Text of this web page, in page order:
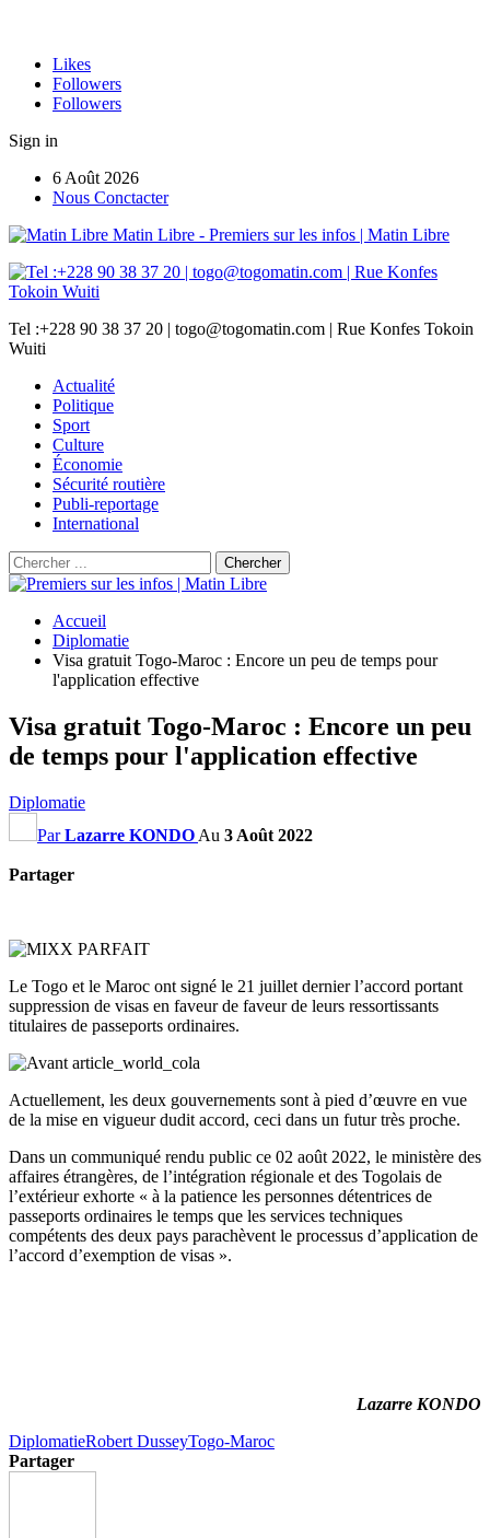
Likes
Followers
Followers
Sign in
6 Août 2026
Nous Conctacter
Matin Libre - Premiers sur les infos | Matin Libre
Tel :+228 90 38 37 20 | togo@togomatin.com | Rue Konfes Tokoin
Wuiti
Actualité
Politique
Sport
Culture
Économie
Sécurité routière
Publi-reportage
International
Accueil
Diplomatie
Visa gratuit Togo-Maroc : Encore un peu de temps pour
l'application effective
Visa gratuit Togo-Maroc : Encore un peu
de temps pour l'application effective
Diplomatie
ParLazarre KONDO Au 3 Août 2022
Partager
Le Togo et le Maroc ont signé le 21 juillet dernier l’accord portant
suppression de visas en faveur de faveur de leurs ressortissants
titulaires de passeports ordinaires.
Actuellement, les deux gouvernements sont à pied d’œuvre en vue
de la mise en vigueur dudit accord, ceci dans un futur très proche.
Dans un communiqué rendu public ce 02 août 2022, le ministère des
affaires étrangères, de l’intégration régionale et des Togolais de
l’extérieur exhorte « à la patience les personnes détentrices de
passeports ordinaires le temps que les services techniques
compétents des deux pays parachèvent le processus d’application de
l’accord d’exemption de visas ».
Lazarre KONDO
DiplomatieRobert DusseyTogo-Maroc
Partager